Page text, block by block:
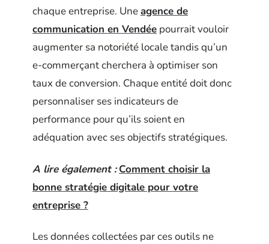
chaque entreprise. Uneagence de
communication en Vendée pourrait vouloir
augmenter sa notoriété locale tandis qu’un
e-commerçant cherchera à optimiser son
taux de conversion. Chaque entité doit donc
personnaliser ses indicateurs de
performance pour qu’ils soient en
adéquation avec ses objectifs stratégiques.
A lire également : Comment choisir la
bonne stratégie digitale pour votre
entreprise ?
Les données collectées par ces outils ne